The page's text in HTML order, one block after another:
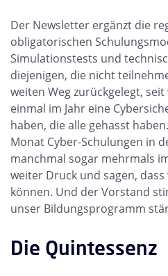
Der Newsletter ergänzt die
obligatorischen
Simulationstests und
diejenigen, die nicht
weiten Weg zurückgelegt,
einmal im Jahr eine
haben, die alle gehasst
Monat Cyber-Schulungen in
manchmal sogar mehrmals
weiter Druck und sagen,
können. Und der Vorstand
unser Bildungsprogramm
Die Quintessenz